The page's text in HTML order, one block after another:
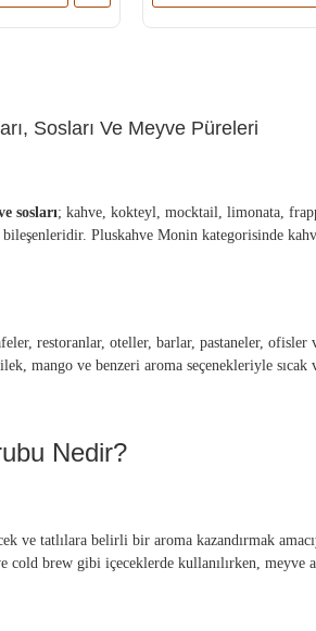
Sosları Ve Meyve Püreleri
sosları; kahve, kokteyl, mocktail, limonata,
Pluskahve Monin kategorisinde
restoranlar, oteller, barlar, pastaneler, ofisler
mango ve benzeri aroma seçenekleriyle
Nedir?
ve tatlılara belirli bir aroma kazandırmak
cold brew gibi içeceklerde kullanılırken,